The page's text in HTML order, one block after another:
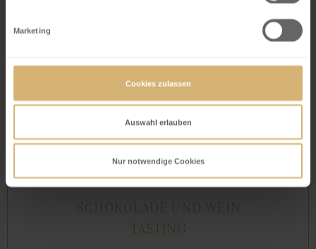
Marketing
Cookies zulassen
Auswahl erlauben
Nur notwendige Cookies
SCHOKOLADE UND WEIN
TASTING